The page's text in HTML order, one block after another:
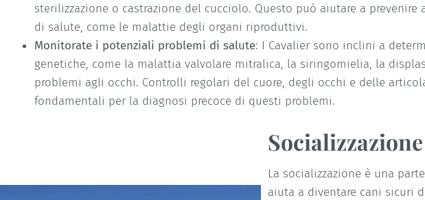
sterilizzazione o castrazione del cucciolo. Questo può aiutare a prevenire
di salute, come le malattie degli organi riproduttivi.
Monitorate i potenziali problemi di salute: I Cavalier sono inclini a
genetiche, come la malattia valvolare mitralica, la siringomielia, la
problemi agli occhi. Controlli regolari del cuore, degli occhi e delle
fondamentali per la diagnosi precoce di questi problemi.
Socializzazione
La socializzazione è una
aiuta a diventare cani sicuri